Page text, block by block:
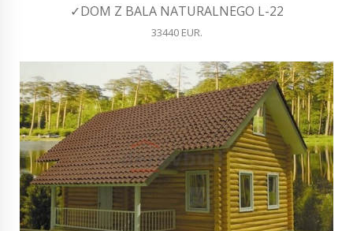
✓DOM Z BALA NATURALNEGO L-22
33440 EUR.